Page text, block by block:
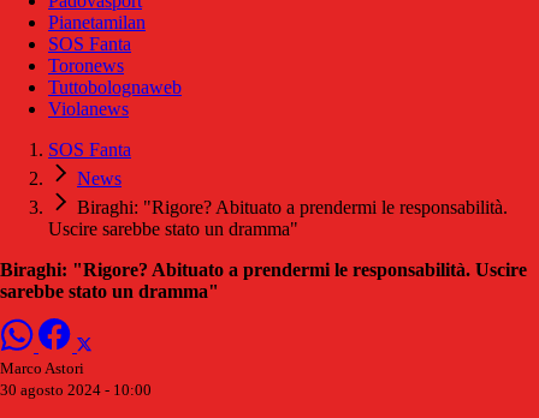
Pianetamilan
SOS Fanta
Toronews
Tuttobolognaweb
Violanews
SOS Fanta
News
Biraghi: "Rigore? Abituato a prendermi le responsabilità.
Uscire sarebbe stato un dramma"
Biraghi: "Rigore? Abituato a prendermi le responsabilità. Uscire
sarebbe stato un dramma"
Marco Astori
30 agosto 2024 - 10:00